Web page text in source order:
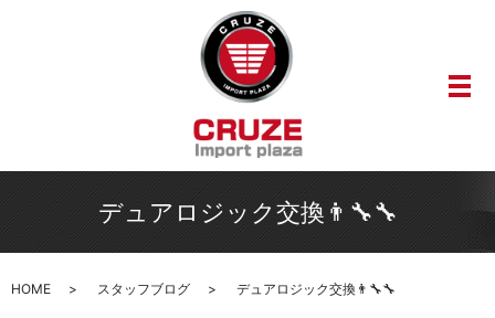
メ
デュアロジック交換👨‍🔧🔧
HOME スタッフブログ デュアロジック交換👨‍🔧🔧